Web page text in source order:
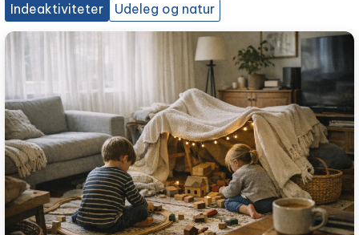
Indeaktiviteter Udeleg og natur